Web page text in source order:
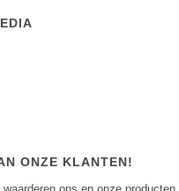
ONZE KLANTEN!